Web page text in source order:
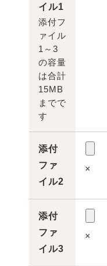
イル1
添付フ
ァイル
1～3
の容量
は合計
15MB
までで
す
添付
ファ
イル2
×
添付
ファ
イル3
×